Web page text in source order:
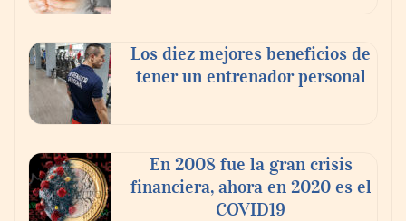
‘El ransomware se puede vencer. No
Ricardo Palacio Escobar
Los diez mejores beneficios de
tener un entrenador personal
En 2008 fue la gran crisis
financiera, ahora en 2020 es el
COVID19